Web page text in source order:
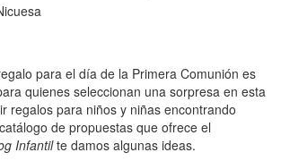
para el día de la Primera Comunión es
quienes seleccionan una sorpresa en esta
regalos para niños y niñas encontrando
de propuestas que ofrece el
Infantilte damos algunas ideas.